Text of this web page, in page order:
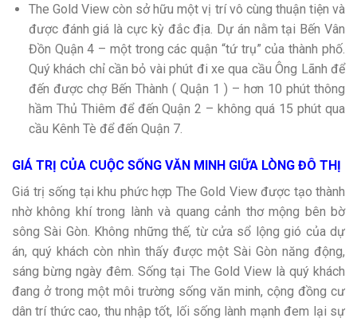
The Gold View còn sở hữu một vị trí vô cùng thuận tiện và
được đánh giá là cực kỳ đắc địa. Dự án nằm tại Bến Vân
Đồn Quận 4 – một trong các quận “tứ trụ” của thành phố.
Quý khách chỉ cần bỏ vài phút đi xe qua cầu Ông Lãnh để
đến được chợ Bến Thành ( Quận 1 ) – hơn 10 phút thông
hầm Thủ Thiêm để đến Quận 2 – không quá 15 phút qua
cầu Kênh Tè để đến Quận 7.
GIÁ TRỊ CỦA CUỘC SỐNG VĂN MINH GIỮA LÒNG ĐÔ THỊ
Giá trị sống tại khu phức hợp The Gold View được tạo thành
nhờ không khí trong lành và quang cảnh thơ mộng bên bờ
sông Sài Gòn. Không những thế, từ cửa sổ lộng gió của dự
án, quý khách còn nhìn thấy được một Sài Gòn năng động,
sáng bừng ngày đêm. Sống tại The Gold View là quý khách
đang ở trong một môi trường sống văn minh, cộng đồng cư
dân trí thức cao, thu nhập tốt, lối sống lành mạnh đem lại sự